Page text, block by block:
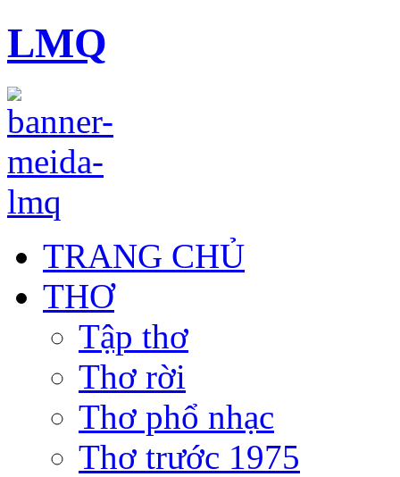
LMQ
TRANG CHỦ
THƠ
Tập thơ
Thơ rời
Thơ phổ nhạc
Thơ trước 1975